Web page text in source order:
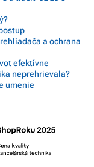
a ochrana
efektívne
neprehrievala?
umenie